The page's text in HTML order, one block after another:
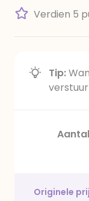
Verdien 5
Tip:
Aantal
Originele